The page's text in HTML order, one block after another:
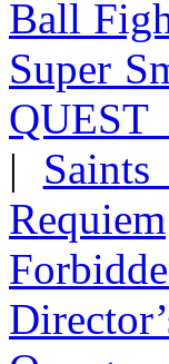
Ball
Super
|
Requiem